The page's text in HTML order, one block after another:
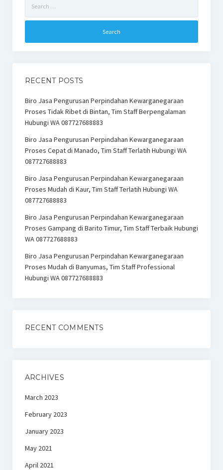
for:
RECENT POSTS
Biro Jasa Pengurusan Perpindahan Kewarganegaraan
Proses Tidak Ribet di Bintan, Tim Staff Berpengalaman
Hubungi WA 087727688883
Biro Jasa Pengurusan Perpindahan Kewarganegaraan
Proses Cepat di Manado, Tim Staff Terlatih Hubungi WA
087727688883
Biro Jasa Pengurusan Perpindahan Kewarganegaraan
Proses Mudah di Kaur, Tim Staff Terlatih Hubungi WA
087727688883
Biro Jasa Pengurusan Perpindahan Kewarganegaraan
Proses Gampang di Barito Timur, Tim Staff Terbaik Hubungi
WA 087727688883
Biro Jasa Pengurusan Perpindahan Kewarganegaraan
Proses Mudah di Banyumas, Tim Staff Professional
Hubungi WA 087727688883
RECENT COMMENTS
ARCHIVES
March 2023
February 2023
January 2023
May 2021
April 2021